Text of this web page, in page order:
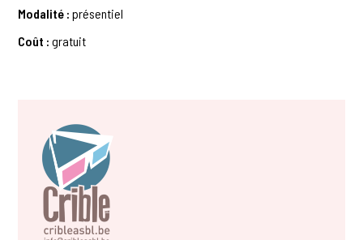
Modalité : présentiel
Coût : gratuit